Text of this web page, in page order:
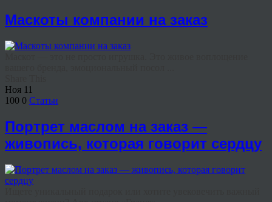
Маскоты компании на заказ
Ноя 11
100 0 Статьи
Портрет маслом на заказ —
живопись, которая говорит сердцу